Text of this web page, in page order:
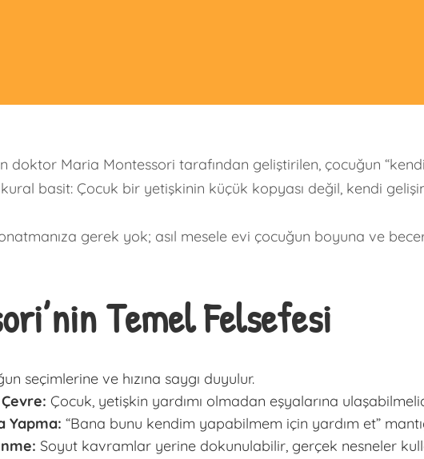
doktor Maria Montessori tarafından geliştirilen, çocuğun
basit: Çocuk bir yetişkinin küçük kopyası değil, kendi
gerek yok; asıl mesele evi çocuğun boyuna ve
Temel Felsefesi
seçimlerine ve hızına saygı duyulur.
Çevre: Çocuk, yetişkin yardımı olmadan eşyalarına
Yapma: “Bana bunu kendim yapabilmem için yardım et”
Soyut kavramlar yerine dokunulabilir, gerçek nesneler